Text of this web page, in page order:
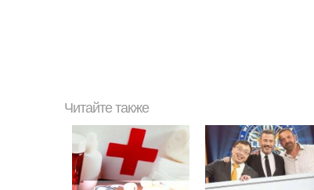
Читайте также